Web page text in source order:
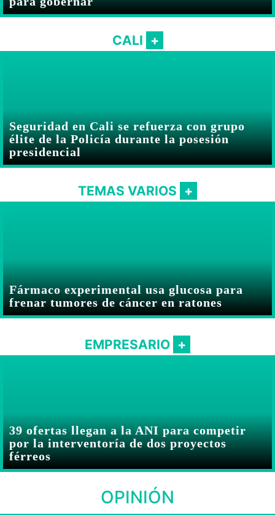
CALI
Seguridad en Cali se refuerza con grupo
élite de la Policía durante la posesión
presidencial
TEMAS VARIOS
Fármaco experimental usa glucosa para
frenar tumores de cáncer en ratones
EMPRESARIO
39 ofertas llegan a la ANI para competir
por la interventoría de dos proyectos
férreos
OPINIÓN